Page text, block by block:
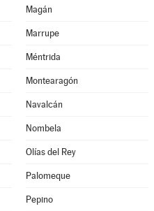
Magán
Marrupe
Méntrida
Montearagón
Navalcán
Nombela
Olías del Rey
Palomeque
Pepino